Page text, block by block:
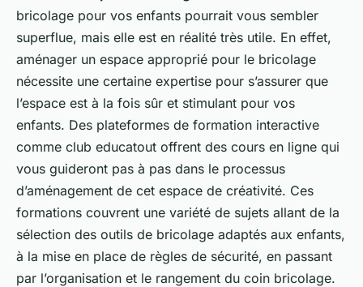
bricolage pour vos enfants pourrait vous sembler
superflue, mais elle est en réalité très utile. En effet,
aménager un espace approprié pour le bricolage
nécessite une certaine expertise pour s’assurer que
l’espace est à la fois sûr et stimulant pour vos
enfants. Des plateformes de formation interactive
comme club educatout offrent des cours en ligne qui
vous guideront pas à pas dans le processus
d’aménagement de cet espace de créativité. Ces
formations couvrent une variété de sujets allant de la
sélection des outils de bricolage adaptés aux enfants,
à la mise en place de règles de sécurité, en passant
par l’organisation et le rangement du coin bricolage.